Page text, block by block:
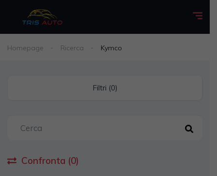
Homepage Ricerca Kymco
Filtri (0)
Confronta (0)